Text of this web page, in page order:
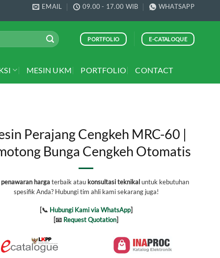
EMAIL 09.00 - 17.00 WIB WHATSAPP
PORTFOLIO E-CATALOQUE
MESIN UKM PORTFOLIO CONTACT
Perajang Cengkeh MRC-60 |
Bunga Cengkeh Otomatis
penawaran hargaterbaik atau konsultasi teknikaluntuk kebutuhan
spesifik Anda? Hubungi tim ahli kami sekarang juga!
[📞 Hubungi Kami via WhatsApp]
[📧 Request Quotation]